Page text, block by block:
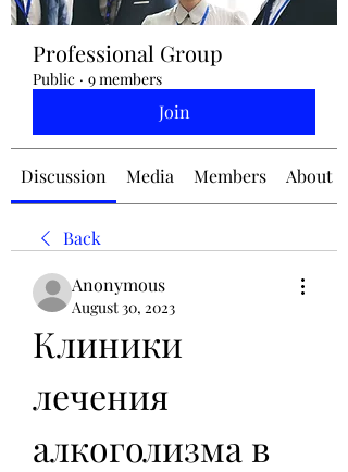
jennifermcchesney@yahoo.com
(604) 445-2082
Professional Group
Public · 9 members
Join
Discussion Media Members About
Back
Anonymous
August 30, 2023
Клиники
лечения
алкоголизма в